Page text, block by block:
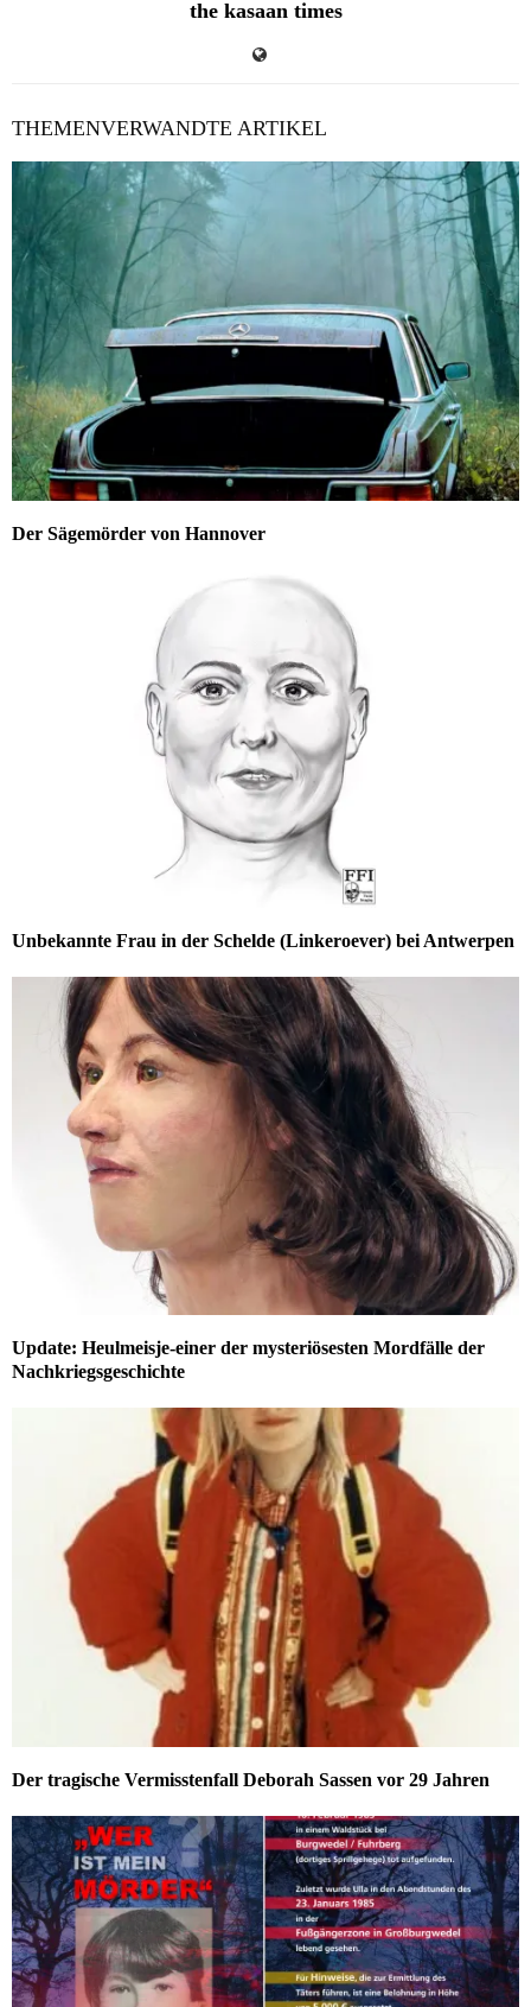
the kasaan times
THEMENVERWANDTE ARTIKEL
Der Sägemörder von Hannover
Unbekannte Frau in der Schelde (Linkeroever) bei Antwerpen
Update: Heulmeisje-einer der mysteriösesten Mordfälle der
Nachkriegsgeschichte
Der tragische Vermisstenfall Deborah Sassen vor 29 Jahren